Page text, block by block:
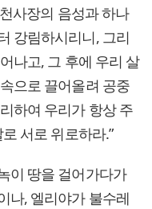
사장의 음성과 하나
강림하시리니, 그리
나고, 그 후에 우리 살
으로 끌어올려 공중
하여 우리가 항상 주
서로 위로하라.”
이 땅을 걸어가다가
나, 엘리야가 불수레